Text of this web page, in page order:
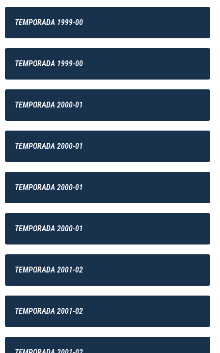
TEMPORADA 1999-00
TEMPORADA 1999-00
TEMPORADA 2000-01
TEMPORADA 2000-01
TEMPORADA 2000-01
TEMPORADA 2000-01
TEMPORADA 2001-02
TEMPORADA 2001-02